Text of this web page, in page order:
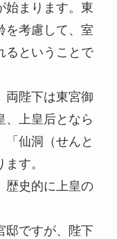
始まります。東
を考慮して、室
るということで
両陛下は東宮御
、上皇后となら
「仙洞（せんと
す。
歴史的に上皇の
邸ですが、陛下